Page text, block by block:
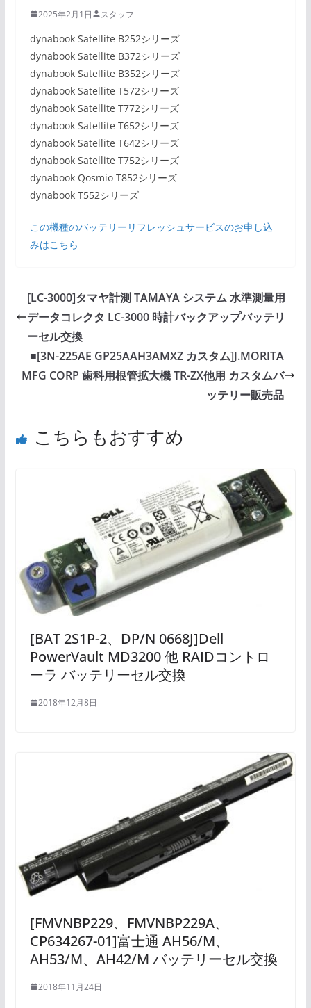
2025年2月1日 スタッフ
dynabook Satellite B252シリーズ
dynabook Satellite B372シリーズ
dynabook Satellite B352シリーズ
dynabook Satellite T572シリーズ
dynabook Satellite T772シリーズ
dynabook Satellite T652シリーズ
dynabook Satellite T642シリーズ
dynabook Satellite T752シリーズ
dynabook Qosmio T852シリーズ
dynabook T552シリーズ
この機種のバッテリーリフレッシュサービスのお申し込
みはこちら
[LC-3000]タマヤ計測 TAMAYA システム 水準測量用
データコレクタ LC-3000 時計バックアップバッテリ
ーセル交換
■[3N-225AE GP25AAH3AMXZ カスタム]J.MORITA
MFG CORP 歯科用根管拡大機 TR-ZX他用 カスタムバ
ッテリー販売品
こちらもおすすめ
[BAT 2S1P-2、DP/N 0668J]Dell
PowerVault MD3200 他 RAIDコントロ
ーラ バッテリーセル交換
2018年12月8日
[FMVNBP229、FMVNBP229A、
CP634267-01]富士通 AH56/M、
AH53/M、AH42/M バッテリーセル交換
2018年11月24日